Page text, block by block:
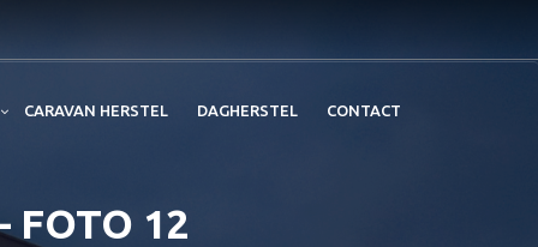
CARAVAN HERSTEL DAGHERSTEL CONTACT
FOTO 12